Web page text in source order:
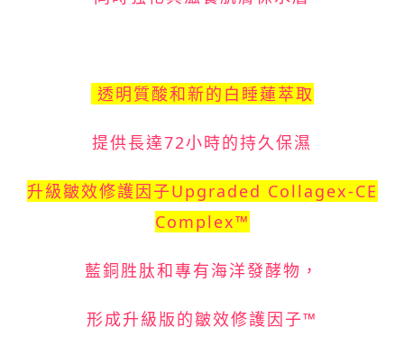
透明質酸和新的白睡蓮萃取
提供長達72小時的持久保濕
升級皺效修護因子Upgraded Collagex-CE
Complex™
藍銅胜肽和專有海洋發酵物，
形成升級版的皺效修護因子™